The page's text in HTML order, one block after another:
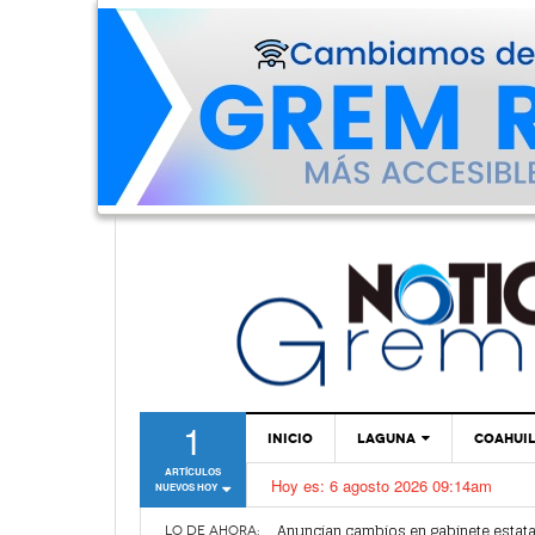
1
ARTÍCULOS
NUEVOS HOY
INICIO LAGUNA
TORREÓN
GÓMEZ PALACIO
Hoy es: 6 agosto 2026 09:14am
LO DE AHORA:
Anuncian cambios en gabinete